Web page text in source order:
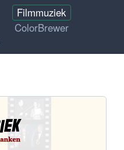
Filmmuziek
ColorBrewer